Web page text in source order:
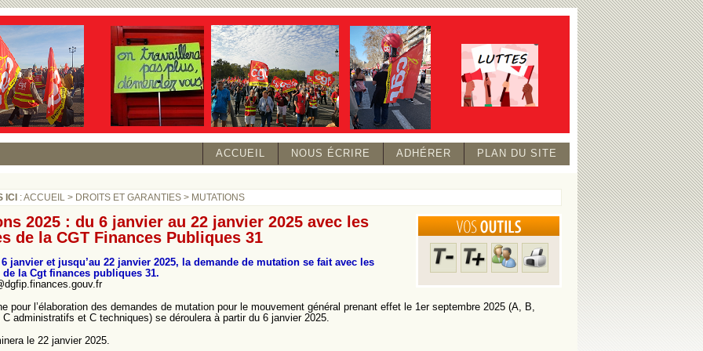
PLAN DU SITE
ADHÉRER
NOUS ÉCRIRE
ACCUEIL
ICI :ACCUEIL > DROITS ET GARANTIES > MUTATIONS
2025 : du 6 janvier au 22 janvier 2025 avec les
de la CGT Finances Publiques 31
janvier et jusqu’au 22 janvier 2025, la demande de mutation se fait avec les
la Cgt finances publiques 31.
pour l’élaboration des demandes de mutation pour le mouvement général prenant effet le 1er septembre 2025 (A, B,
administratifs et C techniques) se déroulera à partir du 6 janvier 2025.
le 22 janvier 2025.